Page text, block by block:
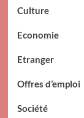
Culture
Economie
Etranger
Offres d’emploi
Société